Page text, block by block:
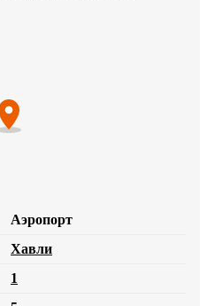
Аэропорт
Хавли
1